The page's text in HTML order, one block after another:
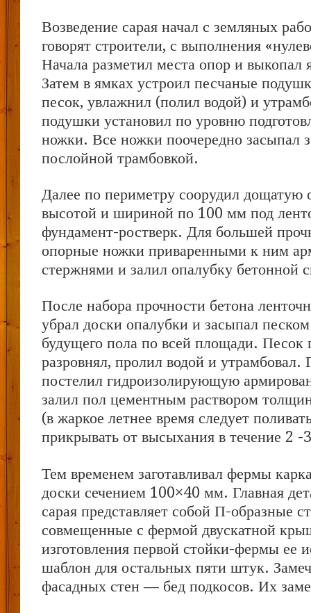
Возведение сарая начал с земляных
говорят строители, с выполнения
Начала разметил места опор и выкопал
Затем в ямках устроил песчаные
песок, увлажнил (полил водой) и
подушки установил по уровню
ножки. Все ножки поочередно засыпал
послойной трамбовкой.
Далее по периметру соорудил дощатую
высотой и шириной по 100 мм под
фундамент-ростверк. Для большей
опорные ножки приваренными к ним
стержнями и залил опалубку бетонной
После набора прочности бетона
убрал доски опалубки и засыпал
будущего пола по всей площади. Песок
разровнял, пролил водой и утрамбовал.
постелил гидроизолирующую
залил пол цементным раствором
(в жаркое летнее время следует
прикрывать от высыхания в течение 2 -
Тем временем заготавливал фермы
доски сечением 100×40 мм. Главная
сарая представляет собой П-образные
совмещенные с фермой двускатной
изготовления первой стойки-фермы ее
шаблон для остальных пяти штук.
фасадных стен — бед подкосов. Их